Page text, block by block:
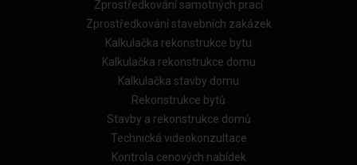
Zprostředkování samotných prací
Zprostředkování stavebních zakázek
Kalkulačka rekonstrukce bytu
Kalkulačka rekonstrukce domu
Kalkulačka stavby domu
Rekonstrukce bytů
Stavby a rekonstrukce domů
Technická videokonzultace
Kontrola cenových nabídek